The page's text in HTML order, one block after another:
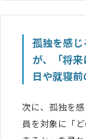
孤独を感
が、「将
日や就寝
次に、孤独を
員を対象に「